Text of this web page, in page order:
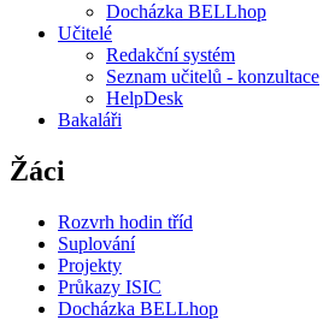
Docházka BELLhop
Učitelé
Redakční systém
Seznam učitelů - konzultace
HelpDesk
Bakaláři
Žáci
Rozvrh hodin tříd
Suplování
Projekty
Průkazy ISIC
Docházka BELLhop